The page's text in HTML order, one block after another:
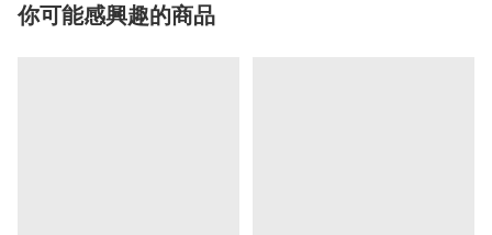
你可能感興趣的商品